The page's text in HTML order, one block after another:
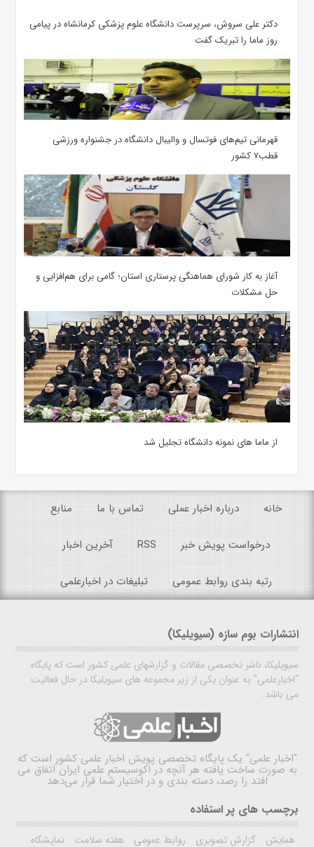
دکتر علی سروش، سرپرست دانشگاه علوم پزشکی کرمانشاه در پیامی
روز ماما را تبریک گفت
قهرمانی تیم‌های فوتسال و والیبال دانشگاه در جشنواره ورزشی
قطب۷ کشور
آغاز به کار شورای هماهنگی پرستاری استان؛ گامی برای هم‌افزایی و
حل مشکلات
از ماما های نمونه دانشگاه تجلیل شد
خانه درباره اخبار عملی تماس با ما منابع
درخواست پویش خبر RSS آخرین اخبار
رتبه بندی روابط عمومی تبلیغات در اخبارعلمی
انتشارات بوم سازه (سیویلیکا)
سیویلیکا، ناشر تخصصی مقالات و گزارشهای علمی کشور است که پایگاه
"اخبارعلمی" به عنوان یکی از زیر مجموعه های سیویلیکا در حال فعالیت
می باشد.
"اخبار علمی" یک پایگاه تخصصی پویش اخبار علمی کشور است که
به صورت ساخت یافته هر آنچه در اکوسیستم علمی ایران اتفاق می
افتد را رصد، دسته بندی و در اختیار شما قرار می‌دهد
برچسب های پر استفاده
همایش گزارش تصویری روابط عمومی هفته سلامت نمایشگاه